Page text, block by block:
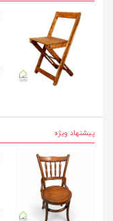
پیشنهاد ویژه